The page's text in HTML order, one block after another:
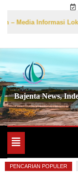
Informasi Lokal
Bajenta News,
Toggle
navigation
PENCARIAN POPULER